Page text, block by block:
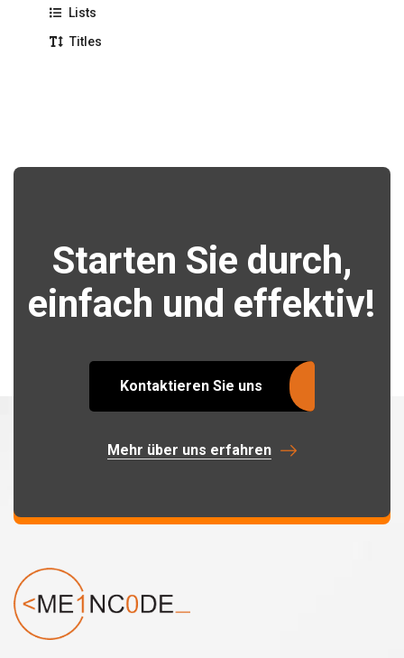
Lists
Titles
Starten Sie durch,
einfach und effektiv!
Kontaktieren Sie uns
Mehr über uns erfahren